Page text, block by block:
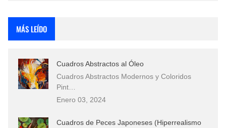
Que significan los cuadros de negras africanas?
El mundo del arte en pintura surrealista
MÁS LEÍDO
Cuadros Abstractos al Óleo
Cuadros Abstractos Modernos y Coloridos
Pint…
Enero 03, 2024
Cuadros de Peces Japoneses (Hiperrealismo